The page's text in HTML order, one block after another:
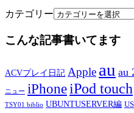
カテゴリー
こんな記事書いてます
ACVプレイ日記 Apple au au
ニュー iPhoneiPod touch
TSY01 biblio UBUNTUSERVER編